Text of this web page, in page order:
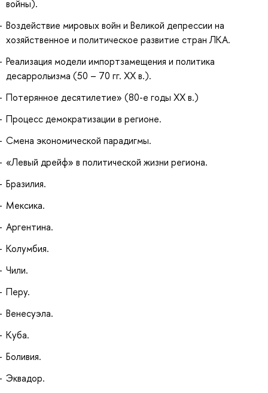
войны).
Воздействие мировых войн и Великой депрессии на
хозяйственное и политическое развитие стран ЛКА.
Реализация модели импортзамещения и политика
десаррольизма (50 – 70 гг. XX в.).
Потерянное десятилетие» (80-е годы XX в.)
Процесс демократизации в регионе.
Смена экономической парадигмы.
«Левый дрейф» в политической жизни региона.
Бразилия.
Мексика.
Аргентина.
Колумбия.
Чили.
Перу.
Венесуэла.
Куба.
Боливия.
Эквадор.